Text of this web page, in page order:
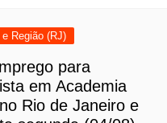
Região (RJ)
para
em Academia
Rio de Janeiro e